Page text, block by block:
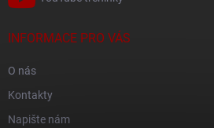
INFORMACE PRO VÁS
O nás
Kontakty
Napište nám